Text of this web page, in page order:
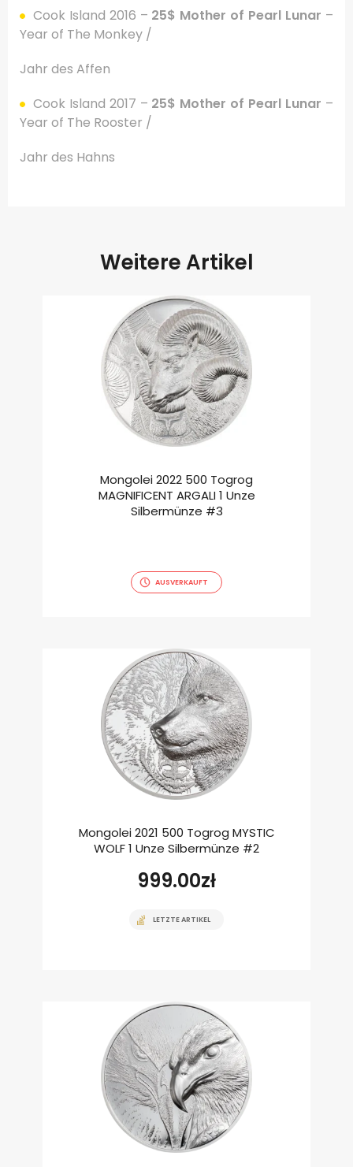
Cook Island 2016 – 25$ Mother of Pearl Lunar –
Year of The Monkey /
Jahr des Affen
Cook Island 2017 – 25$ Mother of Pearl Lunar –
Year of The Rooster /
Jahr des Hahns
Weitere Artikel
Mongolei 2022 500 Togrog
MAGNIFICENT ARGALI 1 Unze
Silbermünze #3
AUSVERKAUFT
Mongolei 2021 500 Togrog MYSTIC
WOLF 1 Unze Silbermünze #2
999.00zł
LETZTE ARTIKEL